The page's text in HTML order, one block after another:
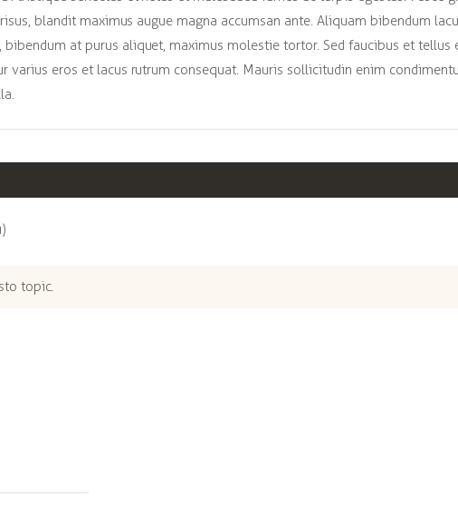
blandit maximus augue magna accumsan ante. Aliquam bibendum
bibendum at purus aliquet, maximus molestie tortor. Sed faucibus et tellus
varius eros et lacus rutrum consequat. Mauris sollicitudin enim
topic.